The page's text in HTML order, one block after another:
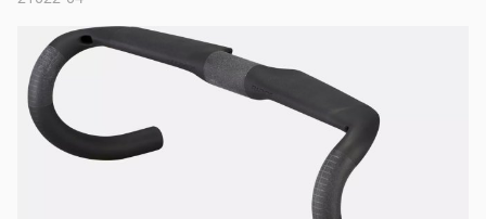
Inloggen